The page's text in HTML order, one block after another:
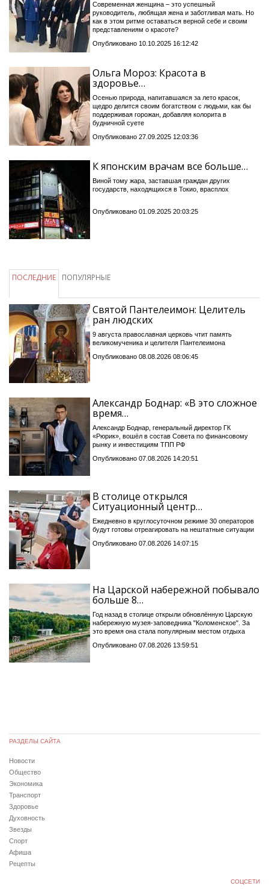
Современная женщина – это успешный
руководитель, любящая жена и заботливая мать. Но
как в этом ритме оставаться верной себе и своим
представлениям о красоте?
Опубликовано 10.10.2025 16:12:42
Ольга Мороз: Красота в
здоровье…
Осенью природа, напитавшаяся за лето красок,
щедро делится своим богатством с людьми, как бы
поддерживая горожан, добавляя колорита в
будничной суете
Опубликовано 27.09.2025 12:03:36
К японским врачам все больше…
Виной тому жара, заставшая граждан других
государств, находящихся в Токио, врасплох
Опубликовано 01.09.2025 20:03:25
ПОСЛЕДНИЕ ПОПУЛЯРНЫЕ
Святой Пантелеимон: Целитель
ран людских
9 августа православная церковь чтит память
великомученика и целителя Пантелеимона
Опубликовано 08.08.2026 08:06:45
Александр Боднар: «В это сложное
время…
Александр Боднар, генеральный директор ГК
«Рюрик», вошёл в состав Совета по финансовому
рынку и инвестициям ТПП РФ
Опубликовано 07.08.2026 14:20:51
В столице открылся
Ситуационный центр…
Ежедневно в круглосуточном режиме 30 операторов
будут готовы отреагировать на нештатные ситуации
Опубликовано 07.08.2026 14:07:15
На Царской набережной побывало
больше 8…
Год назад в столице открыли обновлённую Царскую
набережную музея-заповедника "Коломенское". За
это время она стала популярным местом отдыха
Опубликовано 07.08.2026 13:59:51
РАЗДЕЛЫ САЙТА
Новости
Общество
Экономика
Транспорт
Здоровье
Духовность
Звезды
Спорт
Афиша
Рецепты
СОЦСЕТИ